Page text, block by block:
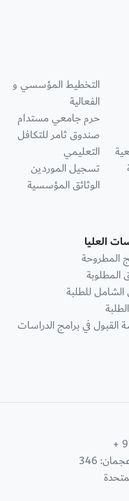
التخطيط المؤسسي و
الفعالية
حرم جامعي مستدام
صندوق ثامر للتكافل
التعليمي
تسجيل الموردين
الوثائق المؤسسية
العليا
المطروحة
المطلوبة
الشامل للطلبة
القبول في برامج الدراسات
+
346